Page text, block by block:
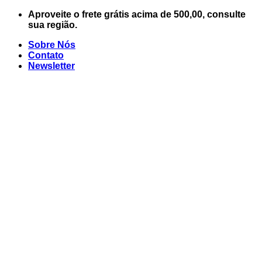
Skip
Aproveite o frete grátis acima de 500,00, consulte
sua região.
Sobre Nós
Contato
Newsletter